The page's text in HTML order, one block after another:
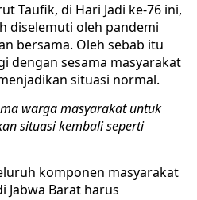
Taufik, di Hari Jadi ke-76 ini,
diselemuti oleh pandemi
bersama. Oleh sebab itu
dengan sesama masyarakat
situasi normal.
warga masyarakat untuk
situasi kembali seperti
komponen masyarakat
Jabwa Barat harus